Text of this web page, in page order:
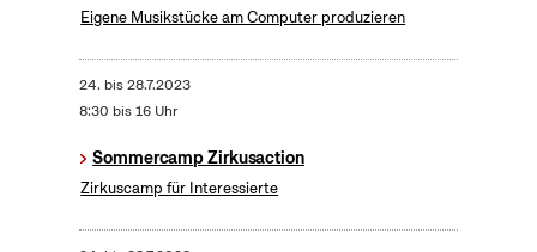
Eigene Musikstücke am Computer produzieren
24. bis28.7.2023
8:30 bis 16 Uhr
Sommercamp Zirkusaction
Zirkuscamp für Interessierte